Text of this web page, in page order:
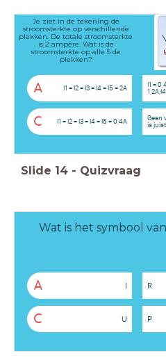
Je ziet in de tekening de
stroomsterkte op verschillende
plekken. De totale stroomsterkte
is 2 ampère. Wat is de
stroomsterkte op alle 5 de
plekken?
A I1 = I2 = I3 = I4 = I5 = 2A
I1 =
C I1 = I2 = I3 = I4 = I5 = 0,4A
Geen
is juist
Slide 14 - Quizvraag
Wat is het symbool
A I R
C U P